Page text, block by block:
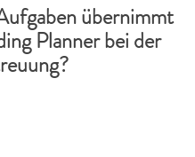
übernimmt
Planner bei der